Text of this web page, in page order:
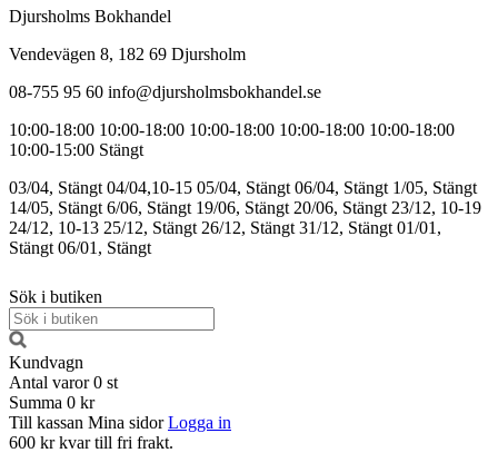
Djursholms Bokhandel
Vendevägen 8, 182 69 Djursholm
08-755 95 60 info@djursholmsbokhandel.se
10:00-18:00 10:00-18:00 10:00-18:00 10:00-18:00 10:00-18:00
10:00-15:00 Stängt
03/04, Stängt 04/04,10-15 05/04, Stängt 06/04, Stängt 1/05, Stängt
14/05, Stängt 6/06, Stängt 19/06, Stängt 20/06, Stängt 23/12, 10-19
24/12, 10-13 25/12, Stängt 26/12, Stängt 31/12, Stängt 01/01,
Stängt 06/01, Stängt
Sök i butiken
Kundvagn
Antal varor 0 st
Summa 0 kr
Till kassan Mina sidor Logga in
600 kr kvar till fri frakt.